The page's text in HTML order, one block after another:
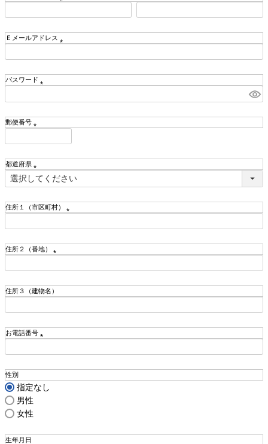
須
)
Ｅメールアドレス
須
)
パスワード
須
)
郵便番号
須
)
都道府県
(
)
住所１（市区町村）
須
)
住所２（番地）
須
)
住所３（建物名）
お電話番号
須
)
性別
指定なし
男性
女性
生年月日